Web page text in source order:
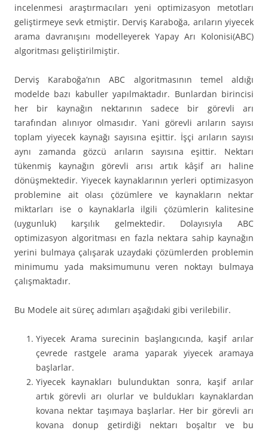
incelenmesi araştırmacıları yeni optimizasyon metotları
geliştirmeye sevk etmiştir. Derviş Karaboğa, arıların yiyecek
arama davranışını modelleyerek Yapay Arı Kolonisi(ABC)
algoritması geliştirilmiştir.
Derviş Karaboğa’nın ABC algoritmasının temel aldığı
modelde bazı kabuller yapılmaktadır. Bunlardan birincisi
her bir kaynağın nektarının sadece bir görevli arı
tarafından alınıyor olmasıdır. Yani görevli arıların sayısı
toplam yiyecek kaynağı sayısına eşittir. İşçi arıların sayısı
aynı zamanda gözcü arıların sayısına eşittir. Nektarı
tükenmiş kaynağın görevli arısı artık kâşif arı haline
dönüşmektedir. Yiyecek kaynaklarının yerleri optimizasyon
problemine ait olası çözümlere ve kaynakların nektar
miktarları ise o kaynaklarla ilgili çözümlerin kalitesine
(uygunluk) karşılık gelmektedir. Dolayısıyla ABC
optimizasyon algoritması en fazla nektara sahip kaynağın
yerini bulmaya çalışarak uzaydaki çözümlerden problemin
minimumu yada maksimumunu veren noktayı bulmaya
çalışmaktadır.
Bu Modele ait süreç adımları aşağıdaki gibi verilebilir.
Yiyecek Arama surecinin başlangıcında, kaşif arılar
çevrede rastgele arama yaparak yiyecek aramaya
başlarlar.
Yiyecek kaynakları bulunduktan sonra, kaşif arılar
artık görevli arı olurlar ve buldukları kaynaklardan
kovana nektar taşımaya başlarlar. Her bir görevli arı
kovana donup getirdiği nektarı boşaltır ve bu